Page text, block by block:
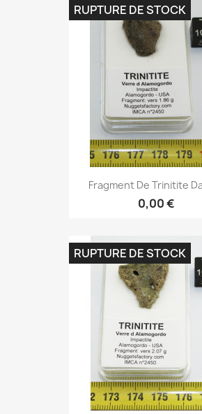
Fragment De Trinitite
0,00 €
RUPTURE DE STOCK
RUPTURE DE STOCK